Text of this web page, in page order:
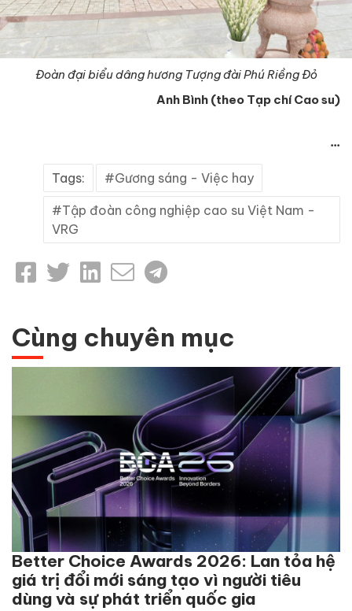
Đoàn đại biểu dâng hương Tượng đài Phú Riềng Đỏ
Anh Bình (theo Tạp chí Cao su)
...
Tags: Gương sáng - Việc hay
Tập đoàn công nghiệp cao su Việt Nam -
VRG
Cùng chuyên mục
Better Choice Awards 2026: Lan tỏa hệ
giá trị đổi mới sáng tạo vì người tiêu
dùng và sự phát triển quốc gia